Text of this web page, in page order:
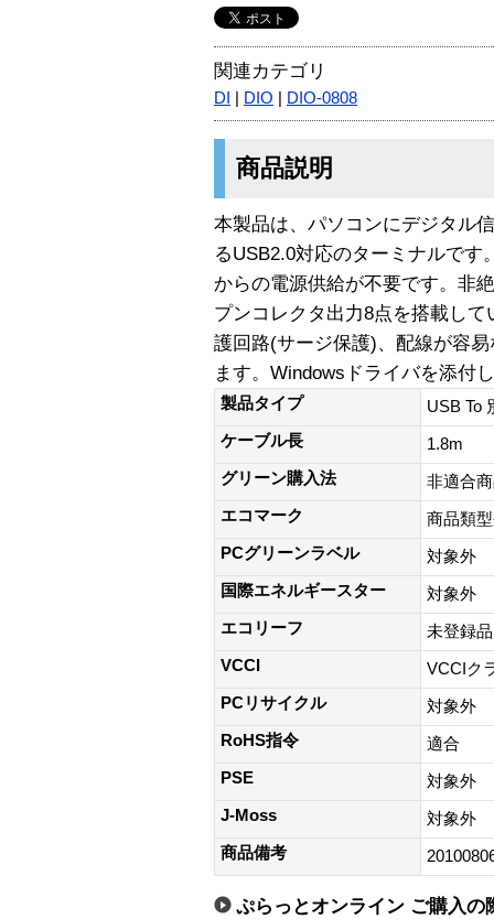
関連カテゴリ
DI DIO DIO-0808
商品説明
本製品は、パソコンにデジタル
るUSB2.0対応のターミナルで
からの電源供給が不要です。非
プンコレクタ出力8点を搭載し
護回路(サージ保護)、配線が容
ます。Windowsドライバを添付
製品タイプ
USB To
ケーブル長
1.8m
グリーン購入法
非適合
エコマーク
商品類
PCグリーンラベル
対象外
国際エネルギースター
対象外
エコリーフ
未登録品
VCCI
VCCIク
PCリサイクル
対象外
RoHS指令
適合
PSE
対象外
J-Moss
対象外
商品備考
ぷらっとオンライン ご購入の